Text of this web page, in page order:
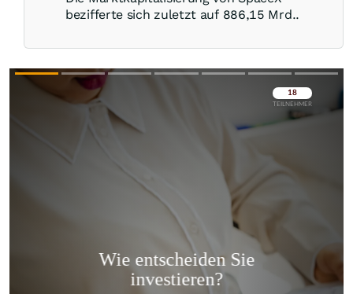
bezifferte sich zuletzt auf 886,15 Mrd..
Überspringen
Überspringen